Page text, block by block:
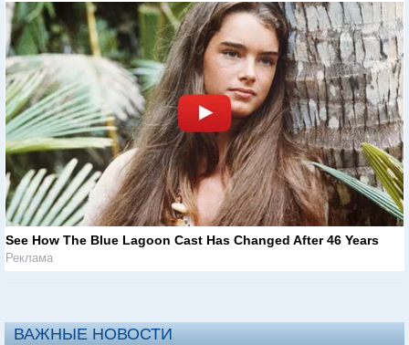
See How The Blue Lagoon Cast Has Changed After 46 Years
Реклама
ВАЖНЫЕ НОВОСТИ